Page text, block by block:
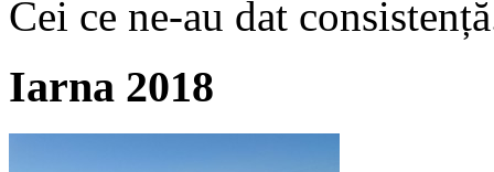
Cei ce ne-au dat
Iarna 2018